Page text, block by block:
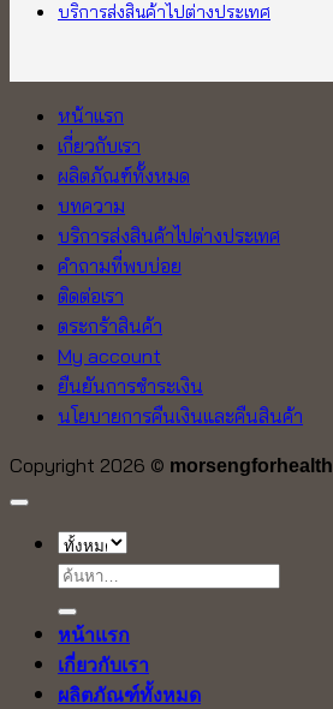
บริการส่งสินค้าไปต่างประเทศ
หน้าแรก
เกี่ยวกับเรา
ผลิตภัณฑ์ทั้งหมด
บทความ
บริการส่งสินค้าไปต่างประเทศ
คำถามที่พบบ่อย
ติดต่อเรา
ตระกร้าสินค้า
My account
ยืนยันการชำระเงิน
นโยบายการคืนเงินและคืนสินค้า
Copyright 2026 © morsengforhealth
ค้นหา:
หน้าแรก
เกี่ยวกับเรา
ผลิตภัณฑ์ทั้งหมด